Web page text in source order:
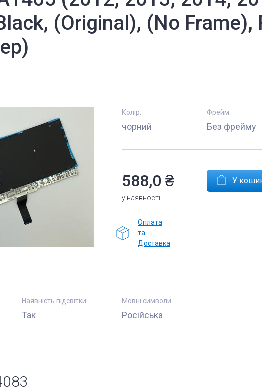
(Original), (No Frame),
Колір:
чорний
Фрейм:
Без фрейму
588,0 ₴
у наявності
Оплата
та
Доставка
Наявність підсвітки
Так
Мовні символи
Російська